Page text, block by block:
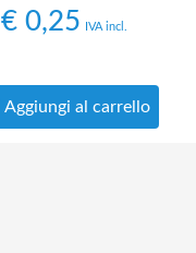
€0,25 IVA incl.
Aggiungi al carrello